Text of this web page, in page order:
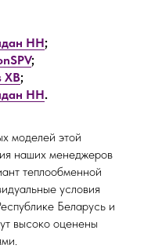
НН;
;
XB;
НН.
моделей этой
наших менеджеров
теплообменной
условия
Беларусь и
высоко оценены